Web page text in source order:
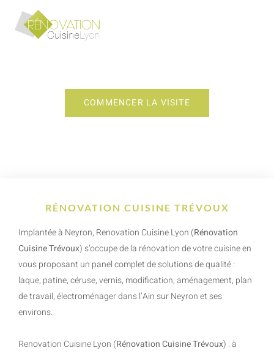
COMMENCER LA VISITE
RÉNOVATION CUISINE TRÉVOUX
Implantée à Neyron, Renovation Cuisine Lyon (Rénovation
Cuisine Trévoux) s’occupe de la rénovation de votre cuisine en
vous proposant un panel complet de solutions de qualité :
laque, patine, céruse, vernis, modification, aménagement, plan
de travail, électroménager dans l’Ain sur Neyron et ses
environs.
Renovation Cuisine Lyon (Rénovation Cuisine Trévoux) : à